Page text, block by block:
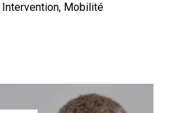
Intervention, Mobilité